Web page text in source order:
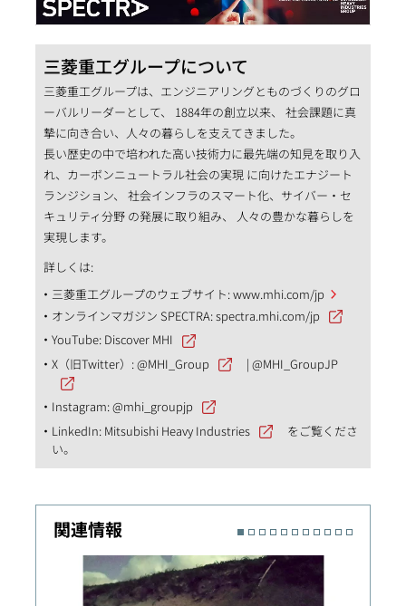
三菱重工グループについて
三菱重工グループは、エンジニアリングとものづくりのグロ
ーバルリーダーとして、 1884年の創立以来、 社会課題に真
摯に向き合い、人々の暮らしを支えてきました。
長い歴史の中で培われた高い技術力に最先端の知見を取り入
れ、カーボンニュートラル社会の実現 に向けたエナジート
ランジション、 社会インフラのスマート化、サイバー・セ
キュリティ分野 の発展に取り組み、 人々の豊かな暮らしを
実現します。
詳しくは:
三菱重工グループのウェブサイト:www.mhi.com/jp
オンラインマガジン SPECTRA:spectra.mhi.com/jp
YouTube: Discover MHI
X（旧Twitter）:@MHI_Group |@MHI_GroupJP
Instagram:@mhi_groupjp
LinkedIn: Mitsubishi Heavy Industries
をご覧くださ
い。
関連情報